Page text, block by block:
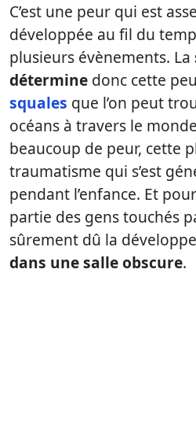
C’est une peur qui est
développée au fil du
plusieurs évènements. La
détermine donc cette
squales que l’on peut
océans à travers le
beaucoup de peur, cette
traumatisme qui s’est
pendant l’enfance. Et
partie des gens touchés
sûrement dû la
dans une salle obscure.